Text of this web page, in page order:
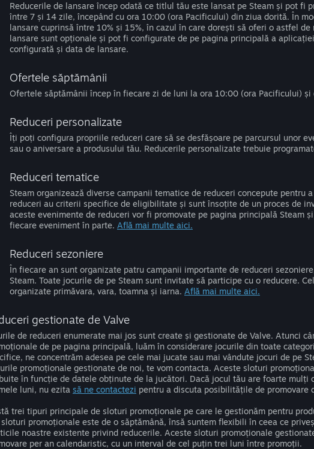
Reducerile de lansare încep odată ce titlul tău este lansat pe Steam și pot fi
între 7 și 14 zile, începând cu ora 10:00 (ora Pacificului) din ziua dorită. În
lansare cuprinsă între 10% și 15%, în cazul în care dorești să oferi o astfel
lansare sunt opționale și pot fi configurate de pe pagina principală a
configurată și data de lansare.
Ofertele săptămânii
Ofertele săptămânii încep în fiecare zi de luni la ora 10:00 (ora Pacificului) și
Reduceri personalizate
Îți poți configura propriile reduceri care să se desfășoare pe parcursul unor
sau o aniversare a produsului tău. Reducerile personalizate trebuie
Reduceri tematice
Steam organizează diverse campanii tematice de reduceri concepute pentru
reduceri au criterii specifice de eligibilitate și sunt însoțite de un proces de
aceste evenimente de reduceri vor fi promovate pe pagina principală Steam
fiecare eveniment în parte. Află mai multe aici.
Reduceri sezoniere
În fiecare an sunt organizate patru campanii importante de reduceri
Steam. Toate jocurile de pe Steam sunt invitate să participe cu o reducere.
organizate primăvara, vara, toamna și iarna. Află mai multe aici.
gestionate de Valve
de reduceri enumerate mai jos sunt create și gestionate de Valve. Atunci
de pe pagina principală, luăm în considerare jocurile din toate
ne concentrăm adesea pe cele mai jucate sau mai vândute jocuri de pe
promoționale gestionate de noi, te vom contacta. Aceste sloturi
în funcție de datele obținute de la jucători. Dacă jocul tău are foarte
luni, nu ezita să ne contactezi pentru a discuta posibilitățile de promovare
trei tipuri principale de sloturi promoționale pe care le gestionăm pentru
promoționale este de o săptămână, însă suntem flexibili în ceea ce
noastre existente privind reducerile. Aceste sloturi promoționale
per an calendaristic, cu un interval de cel puțin trei luni între promoții.